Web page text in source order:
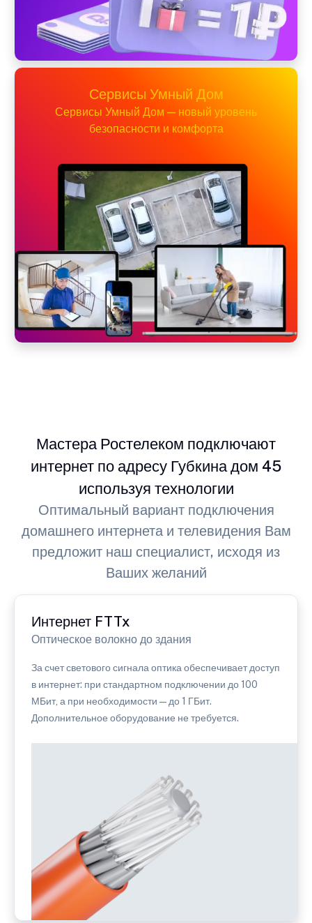
Сервисы Умный Дом
Сервисы Умный Дом — новый уровень
безопасности и комфорта
Мастера Ростелеком подключают
интернет по адресу Губкина дом 45
используя технологии
Оптимальный вариант подключения
домашнего интернета и телевидения Вам
предложит наш специалист, исходя из
Ваших желаний
Интернет FTTx
Оптическое волокно до здания
За счет светового сигнала оптика обеспечивает доступ
в интернет: при стандартном подключении до 100
МБит, а при необходимости — до 1 ГБит.
Дополнительное оборудование не требуется.